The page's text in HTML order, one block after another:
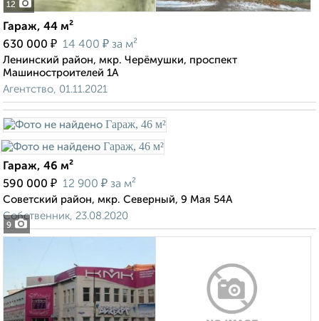
12
Гараж, 44 м²
630 000 ₽ 14 400 ₽ за м²
Ленинский район, мкр. Черёмушки, проспект
Машиностроителей 1А
Агентство, 01.11.2021
9
Гараж, 46 м²
590 000 ₽ 12 900 ₽ за м²
Советский район, мкр. Северный, 9 Мая 54А
Собственник, 23.08.2020